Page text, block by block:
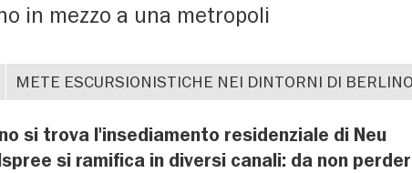
in mezzo a una metropoli
METE ESCURSIONISTICHE NEI DINTORNI DI BERLINO
si trova l'insediamento residenziale di Neu
si ramifica in diversi canali: da non